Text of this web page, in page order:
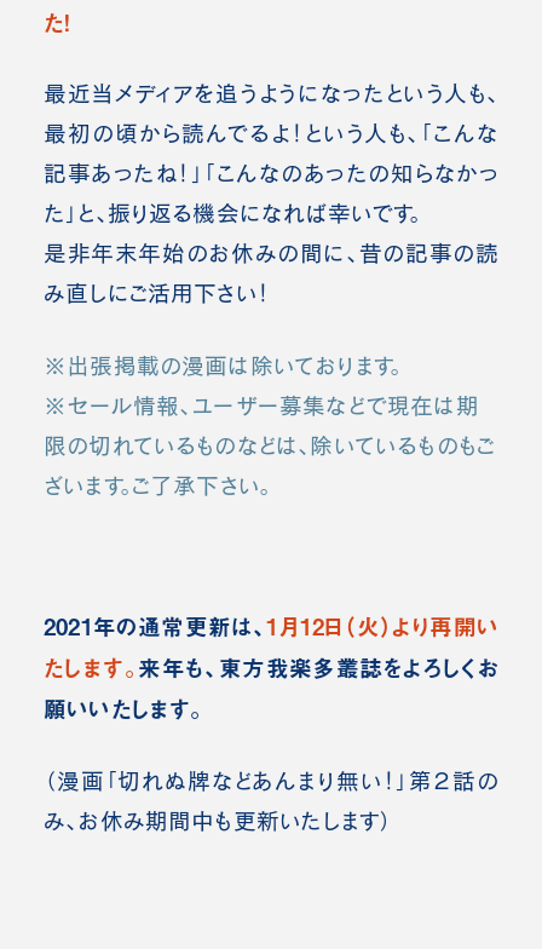
た！
最近当メディアを追うようになったという人も、
最初の頃から読んでるよ！という人も、「こんな
記事あったね！」「こんなのあったの知らなかっ
た」と、振り返る機会になれば幸いです。
是非年末年始のお休みの間に、昔の記事の読
み直しにご活用下さい！
※出張掲載の漫画は除いております。
※セール情報、ユーザー募集などで現在は期
限の切れているものなどは、除いているものもご
ざいます。ご了承下さい。
2021年の通常更新は、1月12日（火）より再開い
たします。来年も、東方我楽多叢誌をよろしくお
願いいたします。
（漫画「切れぬ牌などあんまり無い！」第２話の
み、お休み期間中も更新いたします）